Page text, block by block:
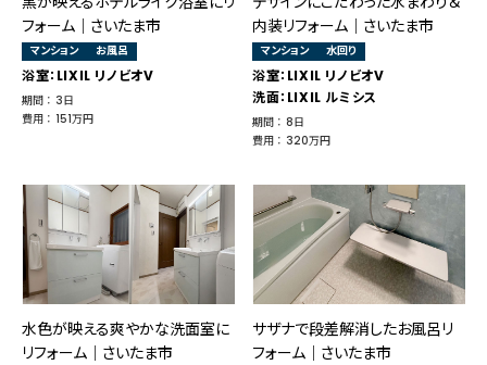
フォーム｜さいたま市
マンション お風呂
浴室：LIXIL リノビオV
期間 ： 3日
費用 ： 151万円
内装リフォーム｜さいたま市
マンション 水回り
浴室：LIXIL リノビオV
洗面：LIXIL ルミシス
期間 ： 8日
費用 ： 320万円
水色が映える爽やかな洗面室に
リフォーム｜さいたま市
サザナで段差解消したお風呂リ
フォーム｜さいたま市